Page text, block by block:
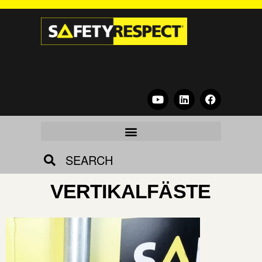
SEARCH
VERTIKALFÄSTE